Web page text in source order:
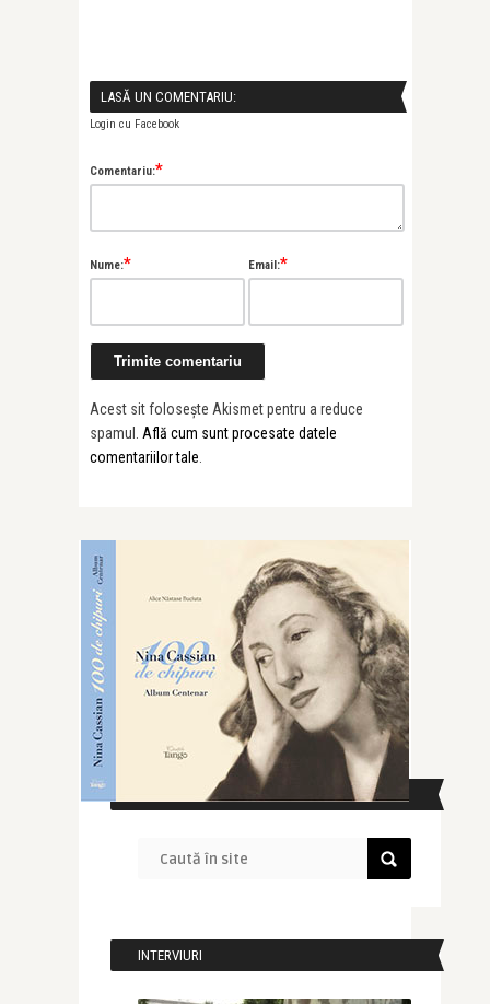
LASĂ UN COMENTARIU:
Login cu Facebook
Comentariu:*
Nume:* Email:*
Acest sit folosește Akismet pentru a reduce
spamul. Află cum sunt procesate datele
comentariilor tale
CAUTĂ ÎN SITE
INTERVIURI